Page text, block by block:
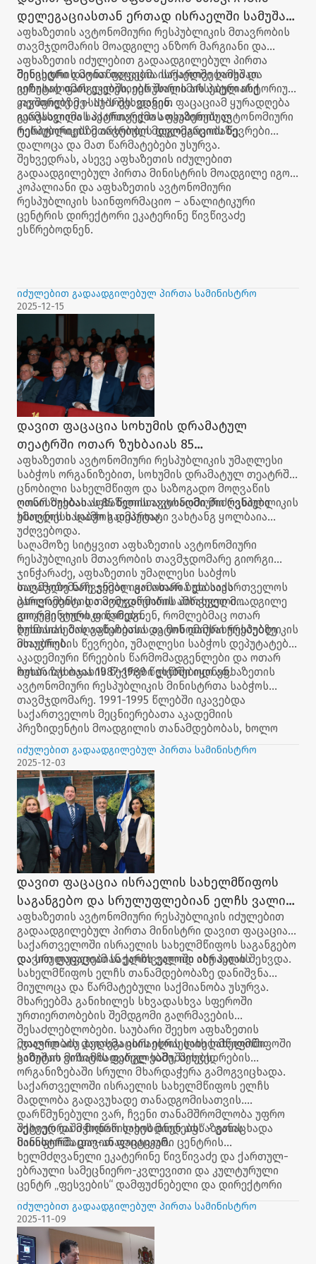
დელეგაციასთან ერთად ისრაელში სამუშაო
ვიზიტის ფარგლებში იერუსალიმის
პატრიარქ თეოფილე მე-III-ს შეხვდა
აფხაზეთის ავტონომიური რესპუბლიკის მთავრობის
თავმჯდომარის მოადგილე ანზორ მარგიანი და
აფხაზეთის იძულებით გადაადგილებულ პირთა
მინისტრი დავით ფაცაცია ისრაელში სამუშაო
ვიზიტის ფარგლებში, იერუსალიმის პატრიარქ
თეოფილე მე- III-ს შეხვდნენ.
შეხვედრის მონაწილეებმა საქართველოსა და
იერუსალიმის ეკლესიებს შორის არსებულ ისტორიულ
კავშირებზე ისაუბრეს. დავით ფაცაციამ ყურადღება
გაამახვილა საქართველოს ოკუპირებულ
ტერიტორიებზე არსებულ მდგომარეობაზე.
იერუსალიმის პატრიარქმა აფხაზეთის ავტონომიური
რესპუბლიკის მთავრობის დელეგაციის წევრები
დალოცა და მათ წარმატებები უსურვა.
შეხვედრას, ასევე აფხაზეთის იძულებით
გადაადგილებულ პირთა მინისტრის მოადგილე იგორ
კოპალიანი და აფხაზეთის ავტონომიური
რესპუბლიკის საინფორმაციო – ანალიტიკური
ცენტრის დირექტორი ეკატერინე წივწივაძე
ესწრებოდნენ.
იძულებით გადაადგილებულ პირთა სამინისტრო
2025-12-15
დავით ფაცაცია სოხუმის დრამატულ
თეატრში ოთარ ზუხბაიას 85
წლისთავისადმი მიძღვნილ ხსოვნის
საღამოს დაესწრო
აფხაზეთის ავტონომიური რესპუბლიკის უმაღლესი
საბჭოს ორგანიზებით, სოხუმის დრამატულ თეატრში
ცნობილი სახელმწიფო და საზოგადო მოღვაწის
ოთარ ზუხბაიას 85 წლისთავისადმი მიძღვნილი
ხსოვნის საღამო გაიმართა.
ღონისძიებას აფხაზეთის ავტონომიური რესპუბლიკის
უმაღლესი საბჭოს დეპუტატი ვახტანგ ყოლბაია
უძღვებოდა.
საღამოზე სიტყვით აფხაზეთის ავტონომიური
რესპუბლიკის მთავრობის თავმჯდომარე გიორგი
ჯინჭარაძე, აფხაზეთის უმაღლესი საბჭოს
თავმჯდომარე ჯემალ გამახარია და საქართველოს
პარლამენტის თავმჯდომარის პირველი მოადგილე
გიორგი ვოლსკი წარდგნენ, რომლებმაც ოთარ
ზუხბაიას მოღვაწეობასა და მის დამსახურებებზე
ისაუბრეს.
საღამოზე ნაჩვენები იყო ოთარ ზუხბაიას
ცხოვრებისა და მოღვაწეობის ამსახველი
დოკუმენტური ფილმები.
ღონისძიებას აფხაზეთის ავტონომიური რესპუბლიკის
მთავრობის წევრები, უმაღლესი საბჭოს დეპუტატები,
აკადემიური წრეების წარმომადგენლები და ოთარ
ზუხბაიას ოჯახის წევრები ესწრებოდნენ.
ოთარ ზუხბაია 1987-1989 წლებში იყო აფხაზეთის
ავტონომიური რესპუბლიკის მინისტრთა საბჭოს
თავმჯდომარე. 1991-1995 წლებში იკავებდა
საქართველოს მეცნიერებათა აკადემიის
პრეზიდენტის მოადგილის თანამდებობას, ხოლო
1992-1995 წლებში იყო საქართველოს მე-3 მოწვევის
პარლამენტის წევრი.
იძულებით გადაადგილებულ პირთა სამინისტრო
2025-12-03
დავით ფაცაცია ისრაელის სახელმწიფოს
საგანგებო და სრულუფლებიან ელჩს ვალიდ
აბუ ჰაიას შეხვდა
აფხაზეთის ავტონომიური რესპუბლიკის იძულებით
გადაადგილებულ პირთა მინისტრი დავით ფაცაცია
საქართველოში ისრაელის სახელმწიფოს საგანგებო
და სრულუფლებიან ელჩს ვალიდ აბუ ჰაიას შეხვდა.
დავით ფაცაციამ საქართველოში ისრაელის
სახელმწიფოს ელჩს თანამდებობაზე დანიშვნა
მიულოცა და წარმატებული საქმიანობა უსურვა.
მხარეებმა განიხილეს სხვადასხვა სფეროში
ურთიერთობების შემდგომი გაღრმავების
შესაძლებლობები. საუბარი შეეხო აფხაზეთის
მთავრობის დელეგაციის ისრაელის სახელმწიფოში
ვიზიტის მოსამზადებელ სამუშაოებს.
„ვალიდ აბუ ჰაიასმა ისრაელის სახელმწიფოში
სამუშაო ვიზიტის ფარგლებში, შეხვედრების
ორგანიზებაში სრული მხარდაჭერა გამოგვიცხადა.
საქართველოში ისრაელის სახელმწიფოს ელჩს
მადლობა გადავუხადე თანადგომისათვის.
დარწმუნებული ვარ, ჩვენი თანამშრომლობა უფრო
აქტიურ და მჭიდრო სახეს მიიღებს.“ - განაცხადა
მინისტრმა დავით ფაცაციამ.
შეხვედრაში მონაწილეობდნენ აფხაზეთის
საინფორმაციო-ანალიტიკური ცენტრის
ხელმძღვანელი ეკატერინე წივწივაძე და ქართულ-
ებრაული სამეცნიერო-კვლევითი და კულტურული
ცენტრ „ფესვების“ დამფუძნებელი და დირექტორი
ირინე ბიბილეიშვილი.
იძულებით გადაადგილებულ პირთა სამინისტრო
2025-11-09